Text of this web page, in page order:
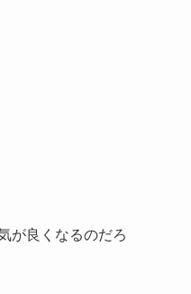
が良くなるのだろ